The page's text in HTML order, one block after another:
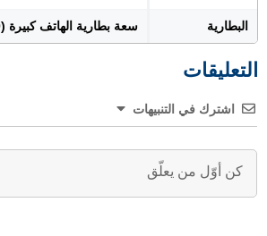
البطارية سعة بطارية الهاتف كبيرة (5000 مللي أمبير)
التعليقات
اشترك في التنبيهات